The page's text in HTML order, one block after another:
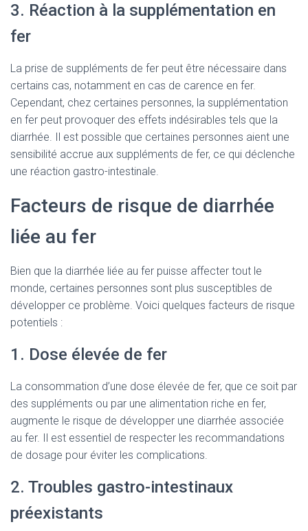
3. Réaction à la supplémentation en
fer
La prise de suppléments de fer peut être nécessaire dans
certains cas, notamment en cas de carence en fer.
Cependant, chez certaines personnes, la supplémentation
en fer peut provoquer des effets indésirables tels que la
diarrhée. Il est possible que certaines personnes aient une
sensibilité accrue aux suppléments de fer, ce qui déclenche
une réaction gastro-intestinale.
Facteurs de risque de diarrhée
liée au fer
Bien que la diarrhée liée au fer puisse affecter tout le
monde, certaines personnes sont plus susceptibles de
développer ce problème. Voici quelques facteurs de risque
potentiels :
1. Dose élevée de fer
La consommation d’une dose élevée de fer, que ce soit par
des suppléments ou par une alimentation riche en fer,
augmente le risque de développer une diarrhée associée
au fer. Il est essentiel de respecter les recommandations
de dosage pour éviter les complications.
2. Troubles gastro-intestinaux
préexistants